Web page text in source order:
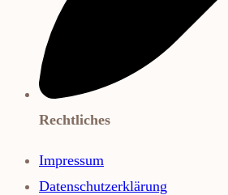
Rechtliches
Impressum
Datenschutzerklärung